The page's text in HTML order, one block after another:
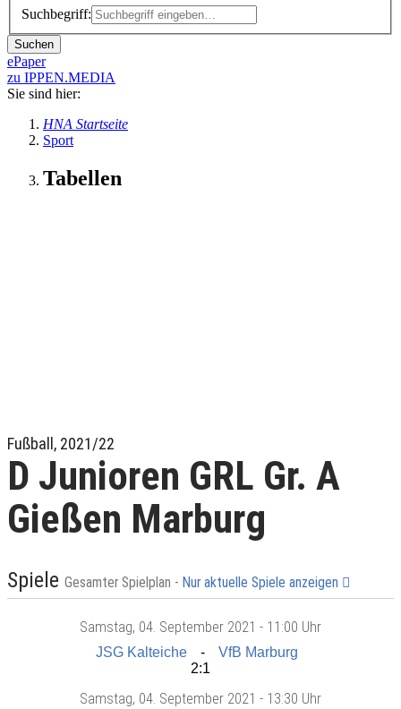
Suchbegriff:
Suchen
ePaper
zu IPPEN.MEDIA
Sie sind hier:
HNA Startseite
Sport
Tabellen
Fußball, 2021/22
D Junioren GRL Gr. A
Gießen Marburg
Spiele Gesamter Spielplan - Nur aktuelle Spiele anzeigen
Samstag, 04. September 2021 - 11:00 Uhr
JSG Kalteiche
VfB Marburg
2:1
Samstag, 04. September 2021 - 13:30 Uhr